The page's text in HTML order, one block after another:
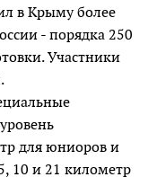
в Крыму более
- порядка 250
Участники
для юниоров и
10 и 21 километр